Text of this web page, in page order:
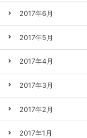
2017年6月
2017年5月
2017年4月
2017年3月
2017年2月
2017年1月